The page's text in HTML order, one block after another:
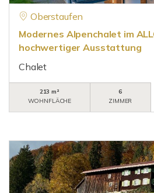
Oberstaufen
Modernes Alpenchalet im
hochwertiger Ausstattung
Chalet
213 m²
WOHNFLÄCHE
6
ZIMMER